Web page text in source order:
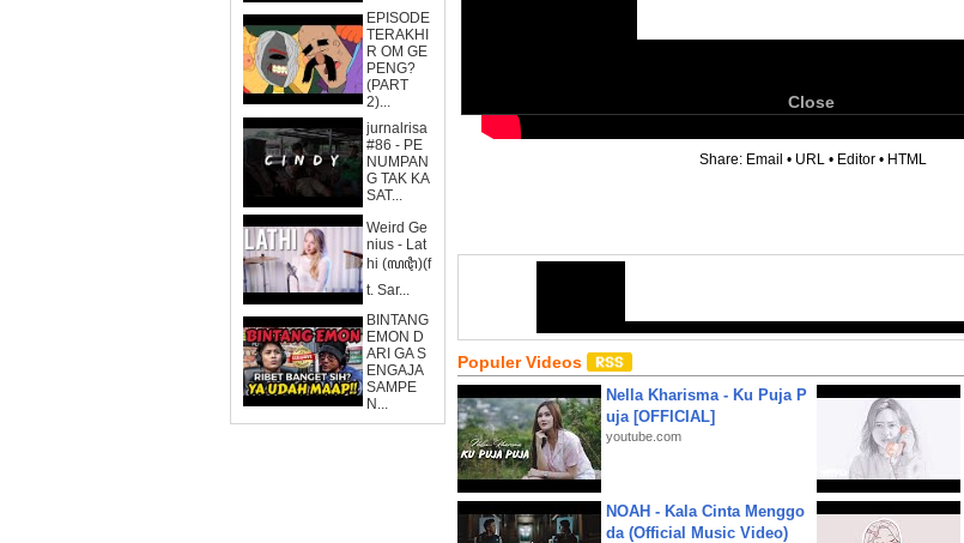
EPISODE
TERAKHI
R OM GE
PENG?
(PART
2)...
jurnalrisa
#86 - PE
NUMPAN
G TAK KA
SAT...
Weird Ge
nius - Lat
hi (ꦭꦛꦶ)(f
t. Sar...
BINTANG
EMON D
ARI GA S
ENGAJA
SAMPE
N...
Close
Share: Email • URL • Editor • HTML
Populer Videos
Nella Kharisma - Ku Puja P
uja [OFFICIAL]
youtube.com
NOAH - Kala Cinta Menggo
da (Official Music Video)